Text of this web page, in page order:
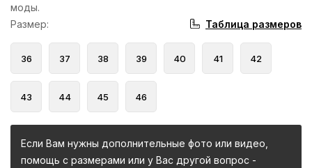
моды.
Размер: Таблица размеров
36 37 38 39 40 41 42
43 44 45 46
Если Вам нужны дополнительные фото или видео,
помощь с размерами или у Вас другой вопрос -